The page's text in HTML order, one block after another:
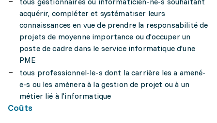
acquérir, compléter et systématiser leurs
connaissances en vue de prendre la responsabilité de
projets de moyenne importance ou d'occuper un
poste de cadre dans le service informatique d'une
PME
tous professionnel-le-s dont la carrière les a amené-
e-s ou les amènera à la gestion de projet ou à un
métier lié à l'informatique
Coûts